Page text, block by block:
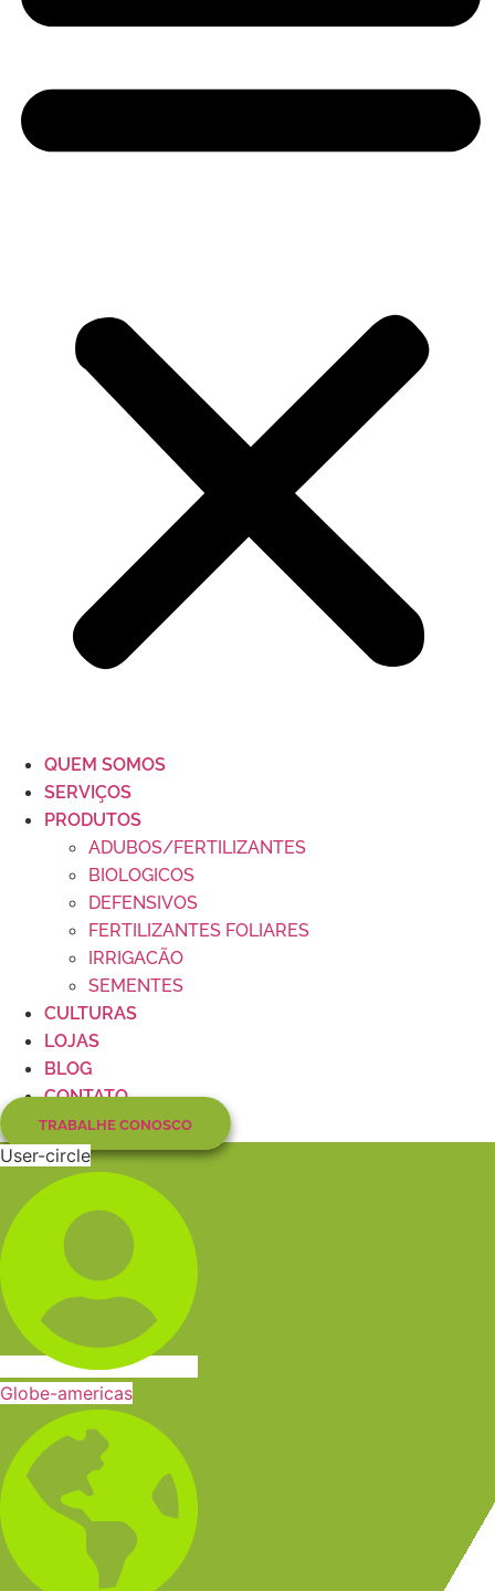
QUEM SOMOS
SERVIÇOS
PRODUTOS
ADUBOS/FERTILIZANTES
BIOLOGICOS
DEFENSIVOS
FERTILIZANTES FOLIARES
IRRIGACÃO
SEMENTES
CULTURAS
LOJAS
BLOG
CONTATO
TRABALHE CONOSCO
User-circle
Globe-americas